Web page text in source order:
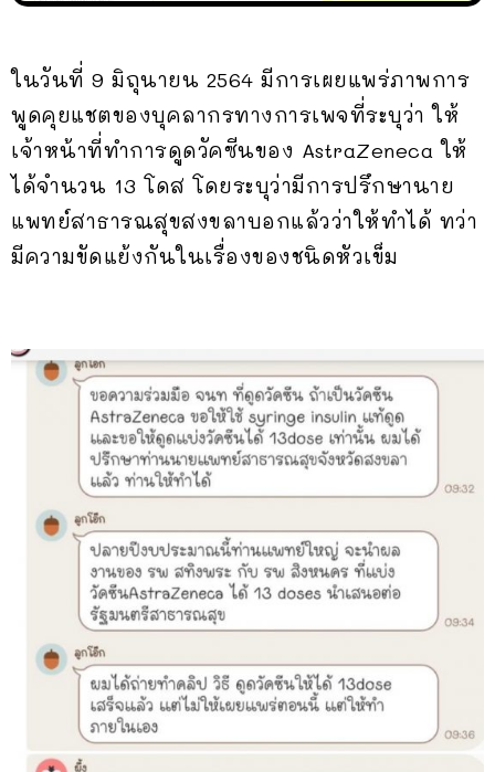
ในวันที่ 9 มิถุนายน 2564 มีการเผยแพร่ภาพการ
พูดคุยแชตของบุคลากรทางการเพจที่ระบุว่า ให้
เจ้าหน้าที่ทำการดูดวัคซีนของ AstraZeneca ให้
ได้จำนวน 13 โดส โดยระบุว่ามีการปรึกษานาย
แพทย์สาธารณสุขสงขลาบอกแล้วว่าให้ทำได้ ทว่า
มีความขัดแย้งกันในเรื่องของชนิดหัวเข็ม